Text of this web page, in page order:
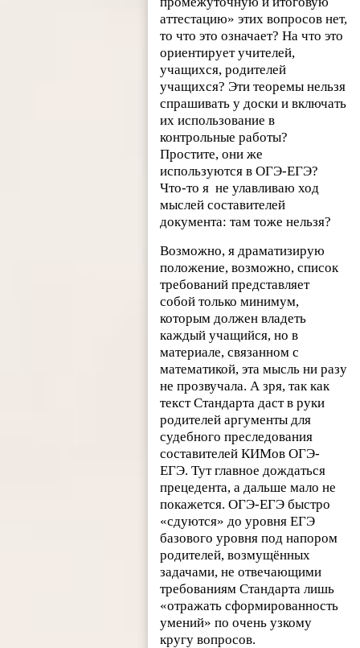
аттестацию» этих вопросов нет,
то что это означает? На что это
ориентирует учителей,
учащихся, родителей
учащихся? Эти теоремы нельзя
спрашивать у доски и включать
их использование в
контрольные работы?
Простите, они же
используются в ОГЭ-ЕГЭ?
Что-то я не улавливаю ход
мыслей составителей
документа: там тоже нельзя?
Возможно, я драматизирую
положение, возможно, список
требований представляет
собой только минимум,
которым должен владеть
каждый учащийся, но в
материале, связанном с
математикой, эта мысль ни разу
не прозвучала. А зря, так как
текст Стандарта даст в руки
родителей аргументы для
судебного преследования
составителей КИМов ОГЭ-
ЕГЭ. Тут главное дождаться
прецедента, а дальше мало не
покажется. ОГЭ-ЕГЭ быстро
«сдуются» до уровня ЕГЭ
базового уровня под напором
родителей, возмущённых
задачами, не отвечающими
требованиям Стандарта лишь
«отражать сформированность
умений» по очень узкому
кругу вопросов.